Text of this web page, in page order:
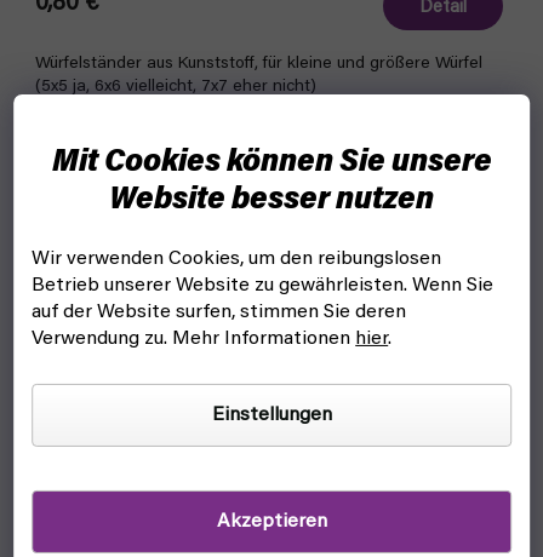
Mit Cookies können Sie unsere
Website besser nutzen
Wir verwenden Cookies, um den reibungslosen
Betrieb unserer Website zu gewährleisten. Wenn Sie
auf der Website surfen, stimmen Sie deren
Verwendung zu. Mehr Informationen hier.
Einstellungen
Akzeptieren
Detail
Würfelständer aus Kunststoff, für kleine und größere Würfel
(5x5 ja, 6x6 vielleicht, 7x7 eher nicht)